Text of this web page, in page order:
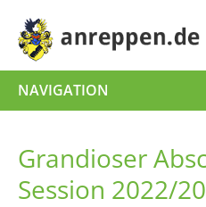
NAVIGATION
Grandioser
Session 2022/